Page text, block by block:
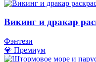
Викинг и дракар
Фэнтези
💎 Премиум